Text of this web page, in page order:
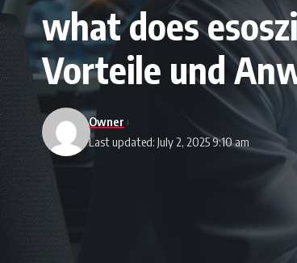
what does
Vorteile und
Last updated: July 2, 2025 9:10 am
Owner